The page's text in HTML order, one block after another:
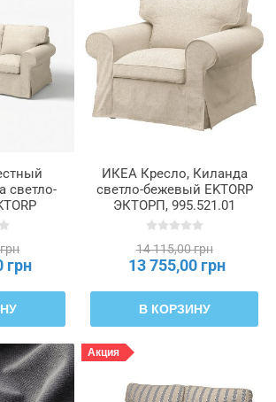
светло-
грн
ИКЕА Кресло, Киланда
светло-бежевый EKTORP
ЭКТОРП, 995.521.01
14 115,00 грн
13 755,00 грн
В КОРЗИНУ
Акция